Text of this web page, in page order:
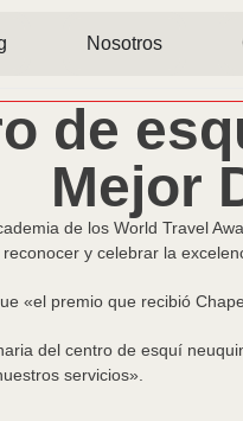
Nosotros
de
Mejor
de los World Travel
y celebrar la
«el premio que recibió
del centro de esquí
servicios».